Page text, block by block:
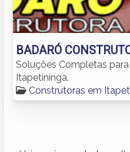
BADARÓ
Soluções Completas
Itapetininga.
Construtoras em